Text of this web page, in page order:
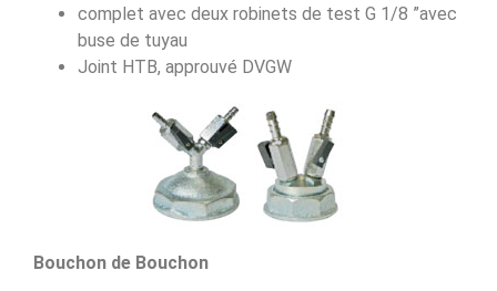
complet avec deux robinets de test G 1/8 ”avec
buse de tuyau
Joint HTB, approuvé DVGW
Bouchon de Bouchon